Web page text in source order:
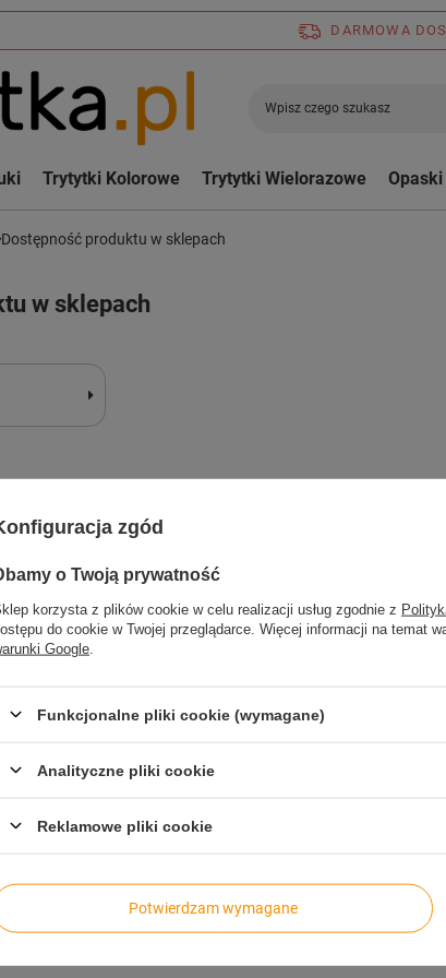
DARMOWA
Trytytki Kolorowe Trytytki Wielorazowe
Dostępność produktu w sklepach
w sklepach
zakupy
prawa
przyczyny
zgód
o Twoją prywatność
korzysta z plików cookie w celu realizacji usług zgodnie z
do cookie w Twojej przeglądarce. Więcej informacji na temat
Google
Funkcjonalne pliki cookie (wymagane)
Analityczne pliki cookie
Reklamowe pliki cookie
Potwierdzam wymagane